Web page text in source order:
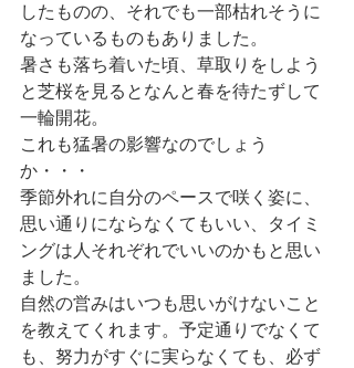
したものの、それでも一部枯れそうに
なっているものもありました。
暑さも落ち着いた頃、草取りをしよう
と芝桜を見るとなんと春を待たずして
一輪開花。
これも猛暑の影響なのでしょう
か・・・
季節外れに自分のペースで咲く姿に、
思い通りにならなくてもいい、タイミ
ングは人それぞれでいいのかもと思い
ました。
自然の営みはいつも思いがけないこと
を教えてくれます。予定通りでなくて
も、努力がすぐに実らなくても、必ず